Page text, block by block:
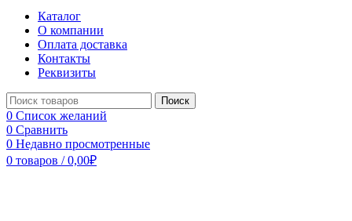
Каталог
О компании
Оплата доставка
Контакты
Реквизиты
Поиск
0 Список желаний
0 Сравнить
0 Недавно просмотренные
0 товаров / 0,00₽